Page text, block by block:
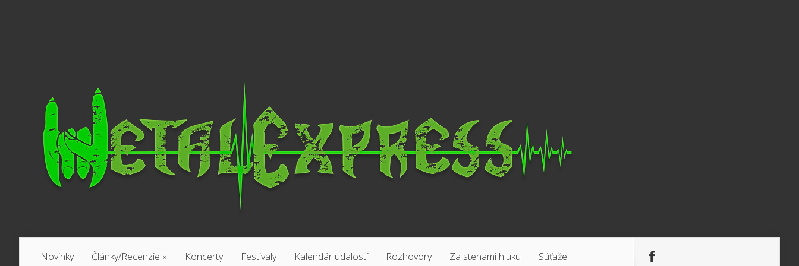
Novinky Články/Recenzie » Koncerty Festivaly Kalendár udalostí Rozhovory Za stenami hluku Súťaže